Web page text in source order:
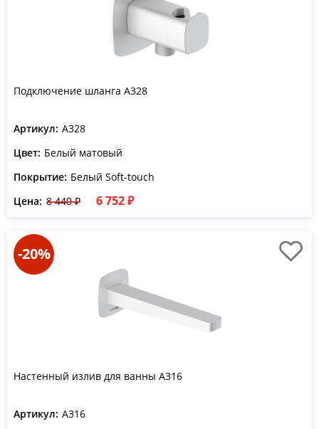
Подключение шланга A328
Артикул: A328
Цвет: Белый матовый
Покрытие: Белый Soft-touch
Цена: 8 440 ₽ 6 752 ₽
-20%
Настенный излив для ванны A316
Артикул: A316